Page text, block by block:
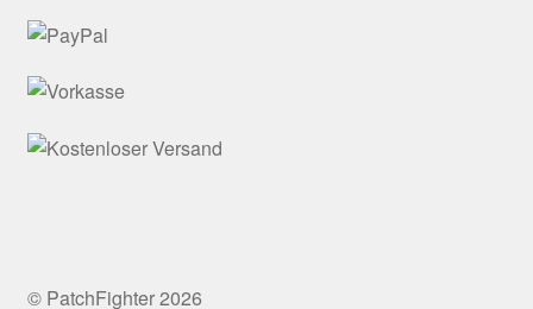
© PatchFighter 2026